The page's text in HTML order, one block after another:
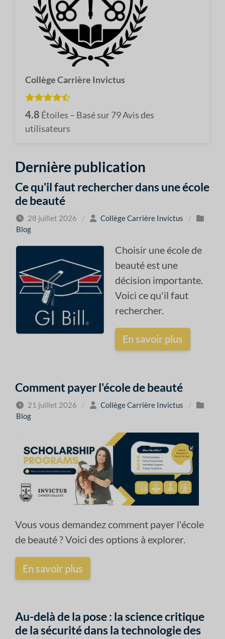
Collège Carrière Invictus
4.8 Étoiles – Basé sur79Avis des
utilisateurs
Dernière publication
Ce qu'il faut rechercher dans une école
de beauté
28 juillet 2026 / Collège Carrière Invictus
/
Blog
Choisir une école de
beauté est une
décision importante.
Voici ce qu'il faut
rechercher.
En savoir plus
Comment payer l'école de beauté
21 juillet 2026 / Collège Carrière Invictus
/
Blog
Vous vous demandez comment payer l'école
de beauté ? Voici des options à explorer.
En savoir plus
Au-delà de la pose : la science critique
de la sécurité dans la technologie des